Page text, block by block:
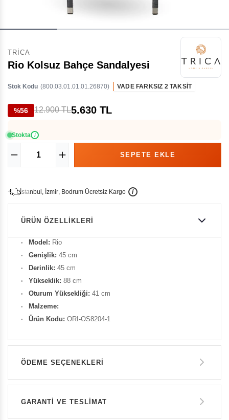
TRICA
Rio Kolsuz Bahçe Sandalyesi
Stok Kodu (800.03.01.01.01.26870) VADE FARKSIZ 2 TAKSİT
%56 12.900 TL5.630 TL
Stokta i
İstanbu , İzmir, Bodrum Ücretsiz Kargo i
ÜRÜN ÖZELLIKLERI
Model: Rio
Genişlik: 45 cm
Derinlik: 45 cm
Yükseklik: 88 cm
Oturum Yüksekliği: 41 cm
Malzeme:
Ürün Kodu: ORI-OS8204-1
ÖDEME SEÇENEKLERI
5.630 TL
GARANTİ VE TESLİMAT